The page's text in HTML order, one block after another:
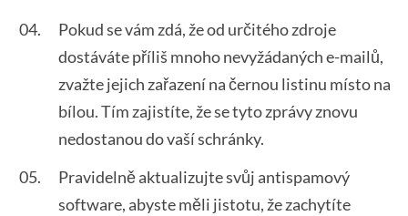
Pokud se vám zdá, že od určitého zdroje
dostáváte příliš mnoho nevyžádaných e-mailů,
zvažte jejich zařazení na černou listinu místo na
bílou. Tím zajistíte, že se tyto zprávy znovu
nedostanou do vaší schránky.
Pravidelně aktualizujte svůj antispamový
software, abyste měli jistotu, že zachytíte